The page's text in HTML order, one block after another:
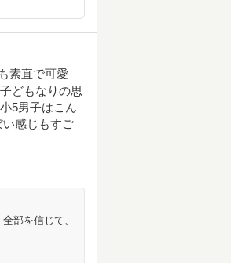
素直で可愛
どもなりの思
5男子はこん
感じもすご
部を信じて、